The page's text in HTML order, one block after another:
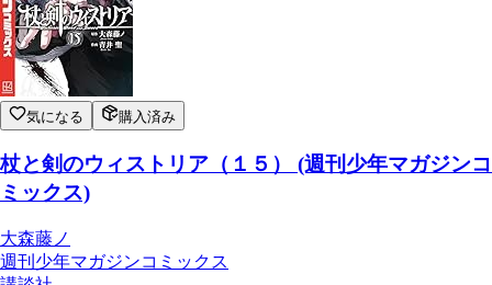
気になる 購入済み
杖と剣のウィストリア（１５） (週刊少年マガジンコ
ミックス)
大森藤ノ
週刊少年マガジンコミックス